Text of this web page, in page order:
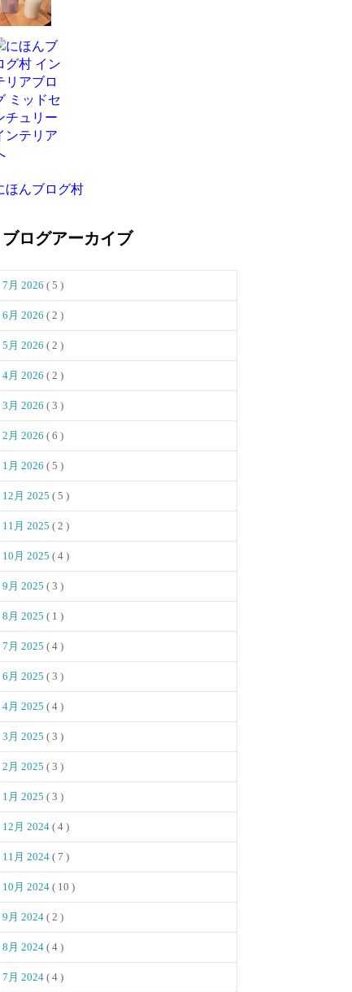
ほんブログ村
ブログアーカイブ
7月 2026 ( 5 )
6月 2026 ( 2 )
5月 2026 ( 2 )
4月 2026 ( 2 )
3月 2026 ( 3 )
2月 2026 ( 6 )
1月 2026 ( 5 )
12月 2025 ( 5 )
11月 2025 ( 2 )
10月 2025 ( 4 )
9月 2025 ( 3 )
8月 2025 ( 1 )
7月 2025 ( 4 )
6月 2025 ( 3 )
4月 2025 ( 4 )
3月 2025 ( 3 )
2月 2025 ( 3 )
1月 2025 ( 3 )
12月 2024 ( 4 )
11月 2024 ( 7 )
10月 2024 ( 10 )
9月 2024 ( 2 )
8月 2024 ( 4 )
7月 2024 ( 4 )